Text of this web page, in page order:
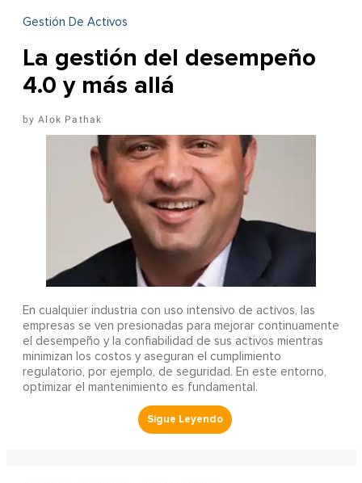
Gestión De Activos
La gestión del desempeño
4.0 y más allá
Alok Pathak
En cualquier industria con uso intensivo de activos, las
empresas se ven presionadas para mejorar continuamente
el desempeño y la confiabilidad de sus activos mientras
minimizan los costos y aseguran el cumplimiento
regulatorio, por ejemplo, de seguridad. En este entorno,
optimizar el mantenimiento es fundamental.